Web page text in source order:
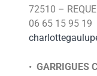
72510 –
06 65 15 95 19
• GARRIGUES